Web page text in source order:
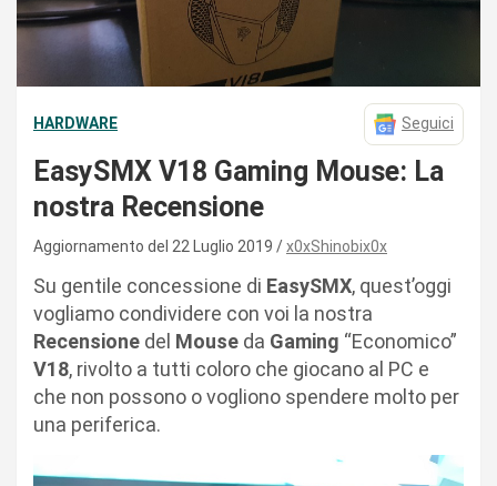
HARDWARE Seguici
EasySMX V18 Gaming Mouse: La
nostra Recensione
Aggiornamento del 22 Luglio 2019 x0xShinobix0x
Su gentile concessione di EasySMX, quest’oggi
vogliamo condividere con voi la nostra
Recensione del Mouse da Gaming “Economico”
V18, rivolto a tutti coloro che giocano al PC e
che non possono o vogliono spendere molto per
una periferica.